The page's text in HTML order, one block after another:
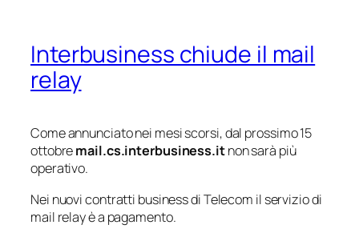
Interbusiness chiude il mail
relay
Come annunciato nei mesi scorsi, dal prossimo 15
ottobremail.cs.interbusiness.itnon sarà più
operativo.
Nei nuovi contratti business di Telecom il servizio di
mail relayè a pagamento.